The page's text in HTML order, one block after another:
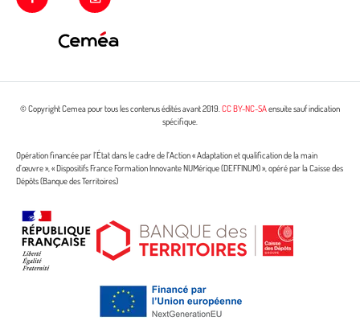
© Copyright Cemea pour tous les contenus édités avant 2019. CC BY-NC-SAensuite sauf indication
spécifique.
Opération financée par l’État dans le cadre de l’Action « Adaptation et qualification de la main
d’œuvre », « Dispositifs France Formation Innovante NUMérique (DEFFINUM) », opéré par la Caisse des
Dépôts (Banque des Territoires)